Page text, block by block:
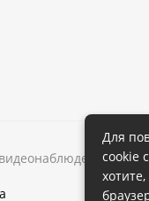
в
Для
cookie